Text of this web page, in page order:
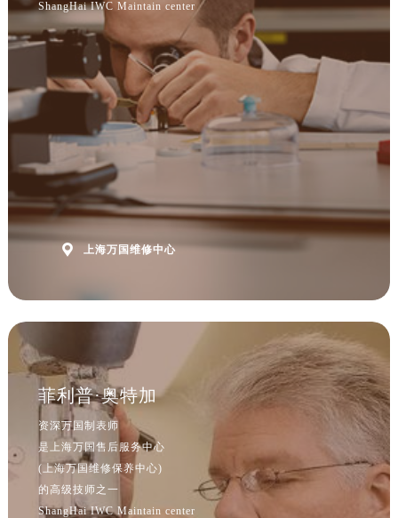
ShangHai IWC Maintain center
 上海万国维修中心
菲利普·奥特加
资深万国制表师
是上海万国售后服务中心
(上海万国维修保养中心)
的高级技师之一
ShangHai IWC Maintain center